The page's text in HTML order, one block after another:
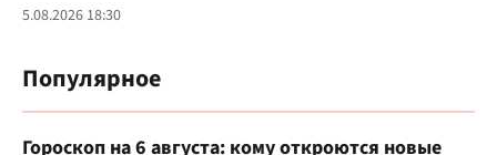
5.08.2026 18:30
Популярное
Гороскоп на 6 августа: кому откроются новые